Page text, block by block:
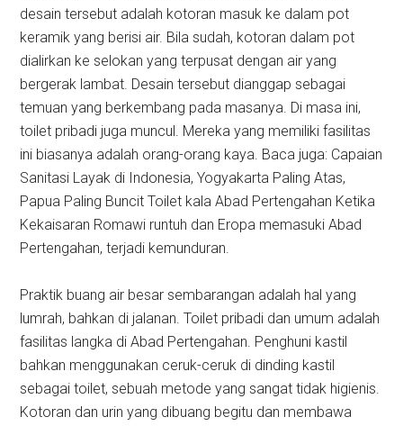
desain tersebut adalah kotoran masuk ke dalam pot
keramik yang berisi air. Bila sudah, kotoran dalam pot
dialirkan ke selokan yang terpusat dengan air yang
bergerak lambat. Desain tersebut dianggap sebagai
temuan yang berkembang pada masanya. Di masa ini,
toilet pribadi juga muncul. Mereka yang memiliki fasilitas
ini biasanya adalah orang-orang kaya. Baca juga: Capaian
Sanitasi Layak di Indonesia, Yogyakarta Paling Atas,
Papua Paling Buncit Toilet kala Abad Pertengahan Ketika
Kekaisaran Romawi runtuh dan Eropa memasuki Abad
Pertengahan, terjadi kemunduran.
Praktik buang air besar sembarangan adalah hal yang
lumrah, bahkan di jalanan. Toilet pribadi dan umum adalah
fasilitas langka di Abad Pertengahan. Penghuni kastil
bahkan menggunakan ceruk-ceruk di dinding kastil
sebagai toilet, sebuah metode yang sangat tidak higienis.
Kotoran dan urin yang dibuang begitu dan membawa